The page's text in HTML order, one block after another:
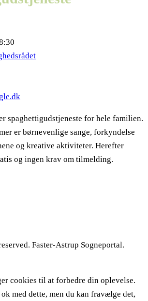
spaghettigudstjeneste for hele familien.
er børnevenlige sange, forkyndelse
og kreative aktiviteter. Herefter
og ingen krav om tilmelding.
Faster-Astrup Sogneportal.
cookies til at forbedre din oplevelse.
med dette, men du kan fravælge det,